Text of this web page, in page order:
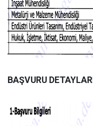
BAŞVURU DETAYLARI